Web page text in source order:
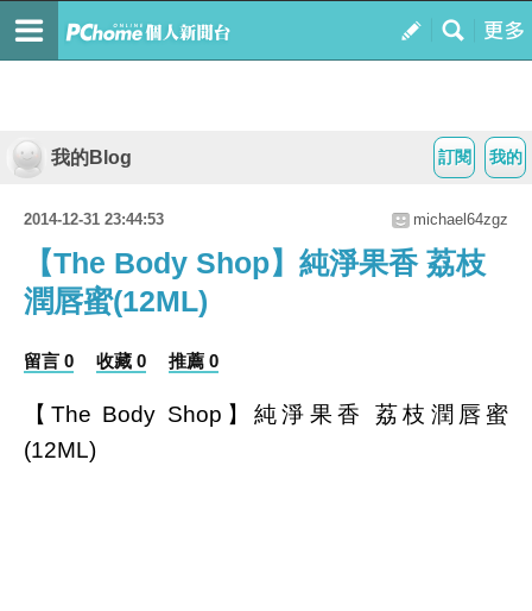
我的
訂閱
我的Blog
2014-12-31 23:44:53 michael64zgz
【The Body Shop】純淨果香 荔枝
潤唇蜜(12ML)
留言 0 收藏 0 推薦 0
【The Body Shop】純淨果香 荔枝潤唇蜜
(12ML)